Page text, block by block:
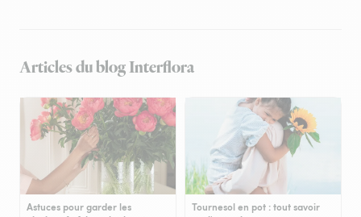
Articles du blog Interflora
Astuces pour garder les
Tournesol en pot : tout savoir